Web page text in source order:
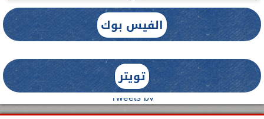
الفيس بوك
تويتر
Tweets by